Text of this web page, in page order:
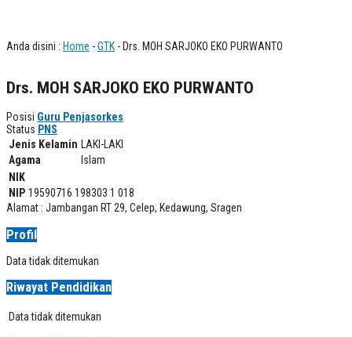
Anda disini : Home -GTK - Drs. MOH SARJOKO EKO PURWANTO
Drs. MOH SARJOKO EKO PURWANTO
Posisi Guru Penjasorkes
Status PNS
Jenis Kelamin LAKI-LAKI
Agama
Islam
NIK
NIP 19590716 198303 1 018
Alamat : Jambangan RT 29, Celep, Kedawung, Sragen
Profil
Data tidak ditemukan
Riwayat Pendidikan
Data tidak ditemukan